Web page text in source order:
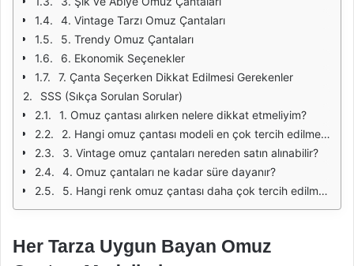
4. Vintage Tarzı Omuz Çantaları
5. Trendy Omuz Çantaları
6. Ekonomik Seçenekler
7. Çanta Seçerken Dikkat Edilmesi Gerekenler
SSS (Sıkça Sorulan Sorular)
1. Omuz çantası alırken nelere dikkat etmeliyim?
2. Hangi omuz çantası modeli en çok tercih edilmektedir?
3. Vintage omuz çantaları nereden satın alınabilir?
4. Omuz çantaları ne kadar süre dayanır?
5. Hangi renk omuz çantası daha çok tercih edilmektedir?
Her Tarza Uygun Bayan Omuz